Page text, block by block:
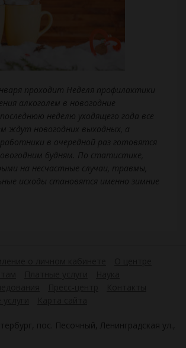
проходит Неделя профилактики
алкоголем в новогодние
неделю уходящего года все
ждут новогодних выходных, а
в очередной раз готовятся
будням. По статистике,
на несчастные случаи, травмы,
исходы становятся именно зимние
пос. Песочный, Ленинградская ул.,